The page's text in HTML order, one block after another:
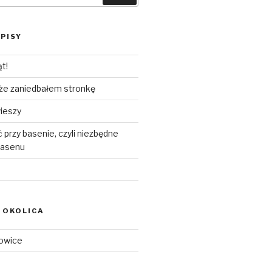
zaniedbałem stronkę
basenie, czyli niezbędne